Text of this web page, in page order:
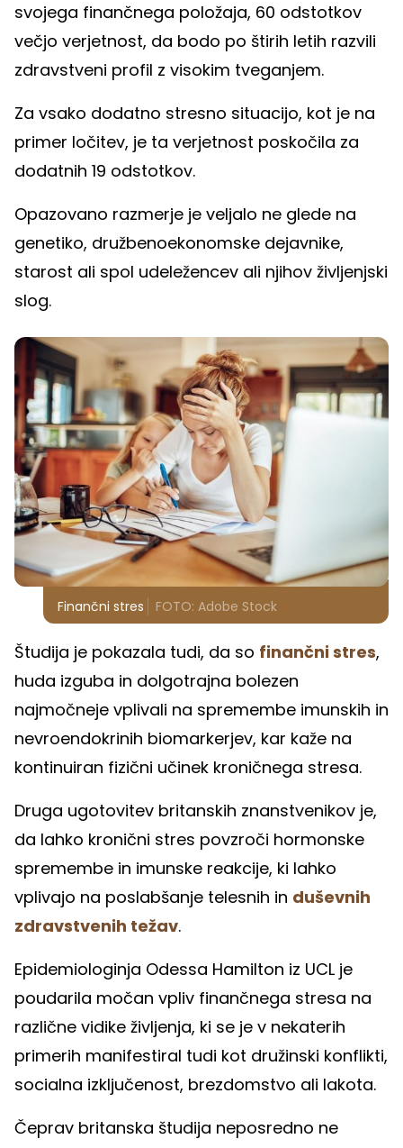
svojega finančnega položaja, 60 odstotkov
večjo verjetnost, da bodo po štirih letih razvili
zdravstveni profil z visokim tveganjem.
Za vsako dodatno stresno situacijo, kot je na
primer ločitev, je ta verjetnost poskočila za
dodatnih 19 odstotkov.
Opazovano razmerje je veljalo ne glede na
genetiko, družbenoekonomske dejavnike,
starost ali spol udeležencev ali njihov življenjski
slog.
Finančni stres FOTO: Adobe Stock
Študija je pokazala tudi, da so finančni stres,
huda izguba in dolgotrajna bolezen
najmočneje vplivali na spremembe imunskih in
nevroendokrinih biomarkerjev, kar kaže na
kontinuiran fizični učinek kroničnega stresa.
Druga ugotovitev britanskih znanstvenikov je,
da lahko kronični stres povzroči hormonske
spremembe in imunske reakcije, ki lahko
vplivajo na poslabšanje telesnih in duševnih
zdravstvenih težav.
Epidemiologinja Odessa Hamilton iz UCL je
poudarila močan vpliv finančnega stresa na
različne vidike življenja, ki se je v nekaterih
primerih manifestiral tudi kot družinski konflikti,
socialna izključenost, brezdomstvo ali lakota.
Čeprav britanska študija neposredno ne